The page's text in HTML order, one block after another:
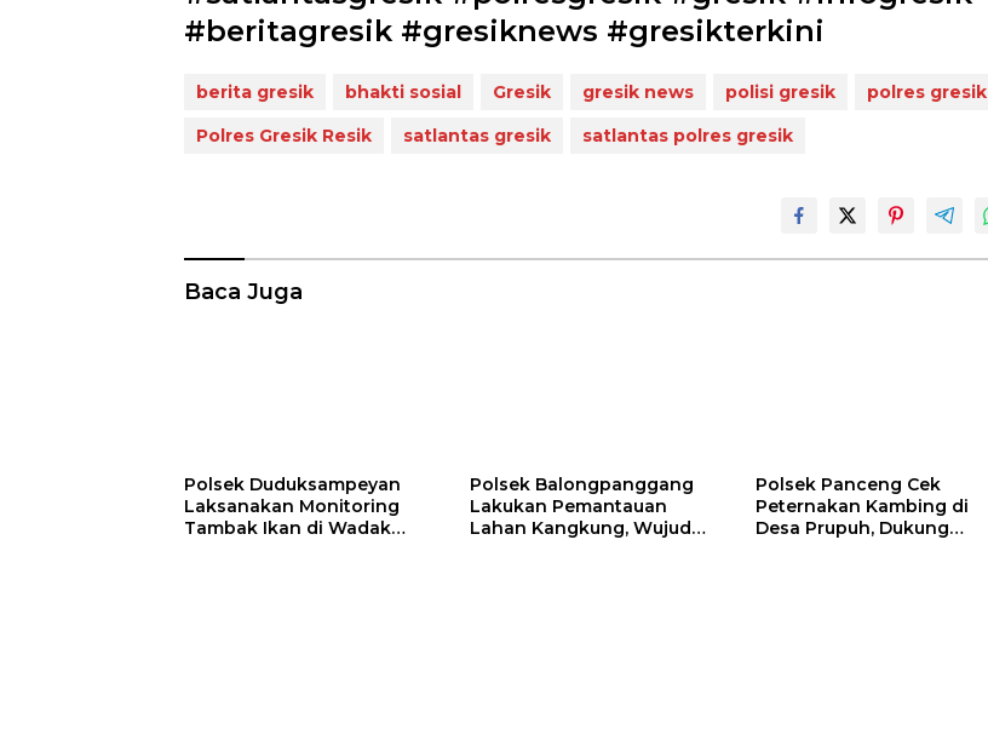
#beritagresik #gresiknews #gresikterkini
berita gresik bhakti sosial Gresik gresik news polisi gresik
polres gresik
Polres Gresik Resik
satlantas gresik satlantas polres gresik
Baca Juga
Polsek Duduksampeyan
Laksanakan Monitoring
Tambak Ikan di Wadak
Polsek Balongpanggang
Lakukan Pemantauan
Lahan Kangkung, Wujud
Polsek Panceng Cek
Peternakan Kambing di
Desa Prupuh, Dukung